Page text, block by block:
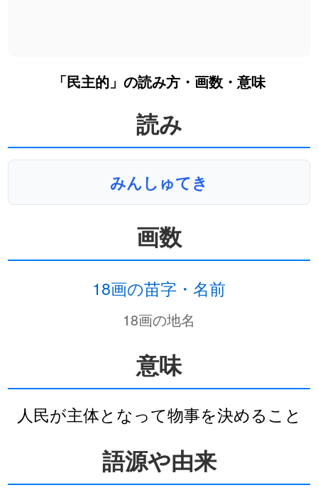
「民主的」の読み方・画数・意味
読み
みんしゅてき
画数
18画の苗字・名前
18画の地名
意味
人民が主体となって物事を決めること
語源や由来